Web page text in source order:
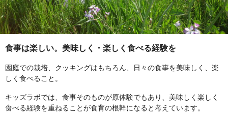
食事は楽しい。美味しく・楽しく食べる経験を
園庭での栽培、クッキングはもちろん、日々の食事を美味しく、楽
しく食べること。
キッズラボでは、食事そのものが原体験でもあり、美味しく楽しく
食べる経験を重ねることが食育の根幹になると考えています。